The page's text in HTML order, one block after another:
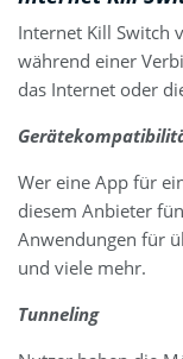
Internet Kill Switch
während einer
das Internet oder
Wer eine App für
diesem Anbieter
Anwendungen für
und viele mehr.
Tunneling